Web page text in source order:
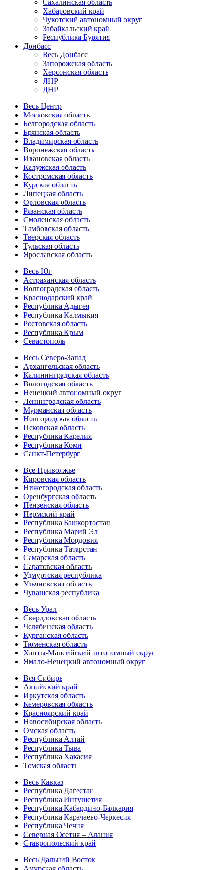
Сахалинская область
Хабаровский край
Чукотский автономный округ
Забайкальский край
Республика Бурятия
Донбасс
Весь Донбасс
Запорожская область
Херсонская область
ЛНР
ДНР
Весь Центр
Московская область
Белгородская область
Брянская область
Владимирская область
Воронежская область
Ивановская область
Калужская область
Костромская область
Курская область
Липецкая область
Орловская область
Рязанская область
Смоленская область
Тамбовская область
Тверская область
Тульская область
Ярославская область
Весь Юг
Астраханская область
Волгоградская область
Краснодарский край
Республика Адыгея
Республика Калмыкия
Ростовская область
Республика Крым
Севастополь
Весь Северо-Запад
Архангельская область
Калининградская область
Вологодская область
Ненецкий автономный округ
Ленинградская область
Мурманская область
Новгородская область
Псковская область
Республика Карелия
Республика Коми
Санкт-Петербург
Всё Приволжье
Кировская область
Нижегородская область
Оренбургская область
Пензенская область
Пермский край
Республика Башкортостан
Республика Марий Эл
Республика Мордовия
Республика Татарстан
Самарская область
Саратовская область
Удмуртская республика
Ульяновская область
Чувашская республика
Весь Урал
Свердловская область
Челябинская область
Курганская область
Тюменская область
Ханты-Мансийский автономный округ
Ямало-Ненецкий автономный округ
Вся Сибирь
Алтайский край
Иркутская область
Кемеровская область
Красноярский край
Новосибирская область
Омская область
Республика Алтай
Республика Тыва
Республика Хакасия
Томская область
Весь Кавказ
Республика Дагестан
Республика Ингушетия
Республика Кабардино-Балкария
Республика Карачаево-Черкесия
Республика Чечня
Северная Осетия – Алания
Ставропольский край
Весь Дальний Восток
Амурская область